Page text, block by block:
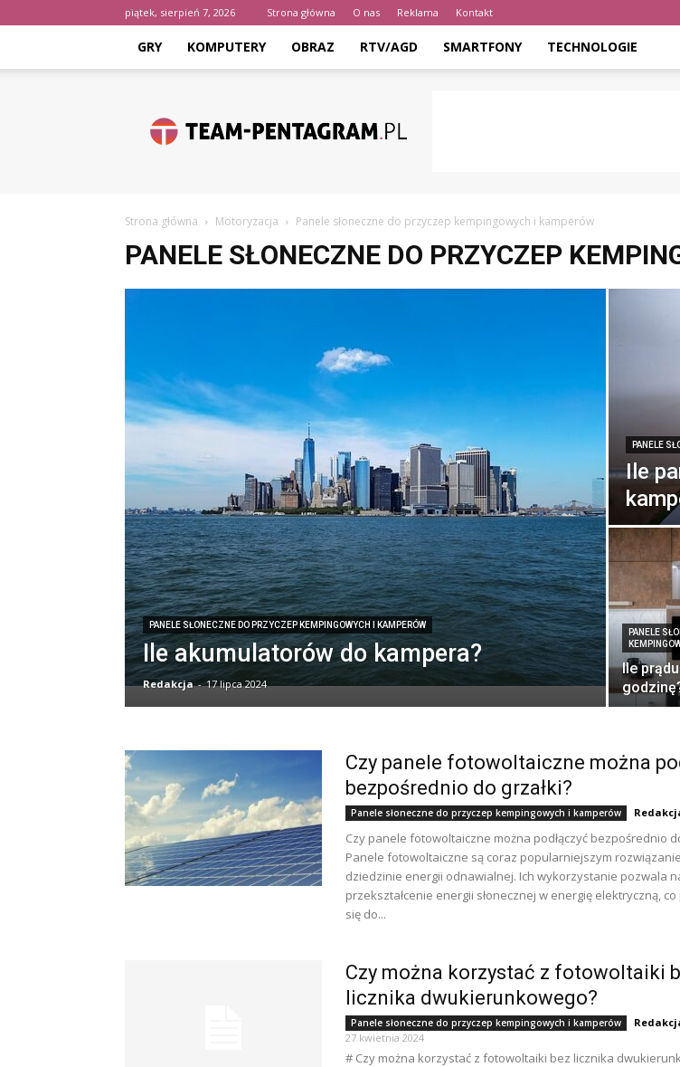
piątek, sierpień 7, 2026 Strona główna O nas Reklama Kontakt
GRY KOMPUTERY OBRAZ RTV/AGD SMARTFONY TECHNOLOGIE
pentagram.pl
Strona główna Motoryzacja Panele słoneczne do przyczep kempingowych i kamperów
PANELE SŁONECZNE DO PRZYCZEP
PANELE SŁONECZNE DO PRZYCZEP KEMPINGOWYCH I KAMPERÓW
Ile akumulatorów do kampera?
Redakcja - 17 lipca 2024
PANELE
Ile
PANELE
Ile
Czy panele fotowoltaiczne można
bezpośrednio do grzałki?
Panele słoneczne do przyczep kempingowych i kamperów
Czy panele fotowoltaiczne można podłączyć bezpośrednio
Panele fotowoltaiczne są coraz popularniejszym
dziedzinie energii odnawialnej. Ich wykorzystanie pozwala
przekształcenie energii słonecznej w energię elektryczną,
się do...
Czy można korzystać z fotowoltaiki
licznika dwukierunkowego?
Panele słoneczne do przyczep kempingowych i kamperów
27 kwietnia 2024
# Czy można korzystać z fotowoltaiki bez licznika